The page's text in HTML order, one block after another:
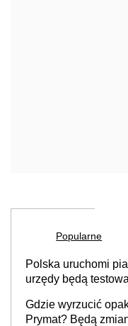
Popularne
Polska uruchomi
urzędy będą
Gdzie wyrzucić
Prymat? Będą